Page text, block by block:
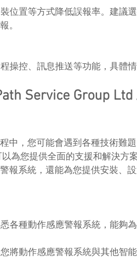
位置等方式降低誤報率。建議
。
操控、訊息推送等功能，具體
Service Group
中，您可能會遇到各種技術難題
為您提供全面的支援和解決方
報系統，還能為您提供安裝、
各種動作感應警報系統，能夠
將動作感應警報系統與其他智